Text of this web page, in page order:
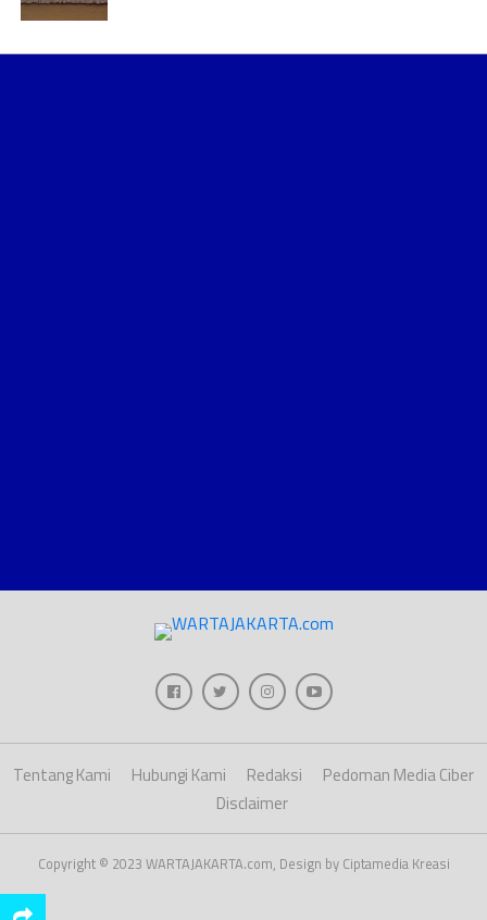
Tentang Kami Hubungi Kami Redaksi
Pedoman Media Ciber
Disclaimer
Copyright © 2023 WARTAJAKARTA.com, Design by Ciptamedia Kreasi